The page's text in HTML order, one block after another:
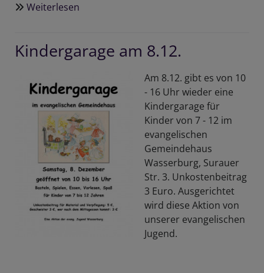
Weiterlesen
Advent
2018
Kindergarage am 8.12.
Am 8.12. gibt es von 10
- 16 Uhr wieder eine
Kindergarage für
Kinder von 7 - 12 im
evangelischen
Gemeindehaus
Wasserburg, Surauer
Str. 3. Unkostenbeitrag
3 Euro. Ausgerichtet
wird diese Aktion von
unserer evangelischen
Jugend.